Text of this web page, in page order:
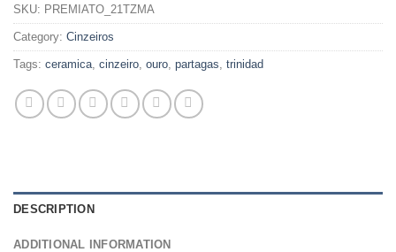
SKU: PREMIATO_21TZMA
Category: Cinzeiros
Tags: ceramica cinzeiro ouro partagas trinidad
DESCRIPTION
ADDITIONAL INFORMATION